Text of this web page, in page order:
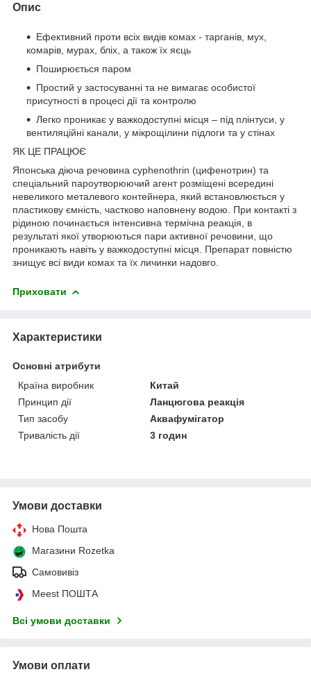
Опис
Ефективний проти всіх видів комах - тарганів, мух,
комарів, мурах, бліх, а також їх яєць
Поширюється паром
Простий у застосуванні та не вимагає особистої
присутності в процесі дії та контролю
Легко проникає у важкодоступні місця – під плінтуси, у
вентиляційні канали, у мікрощілини підлоги та у стінах
ЯК ЦЕ ПРАЦЮЄ
Японська діюча речовина cyphenothrin (цифенотрин) та
спеціальний пароутворюючий агент розміщені всередині
невеликого металевого контейнера, який встановлюється у
пластикову ємність, частково наповнену водою. При контакті з
рідиною починається інтенсивна термічна реакція, в
результаті якої утворюються пари активної речовини, що
проникають навіть у важкодоступні місця. Препарат повністю
знищує всі види комах та їх личинки надовго.
Приховати
Характеристики
Основні атрибути
Країна виробник
Китай
Принцип дії
Ланцюгова реакція
Тип засобу
Аквафумігатор
Тривалість дії
3 годин
Умови доставки
Нова Пошта
Магазини Rozetka
Самовивіз
Meest ПОШТА
Всі умови доставки
Умови оплати